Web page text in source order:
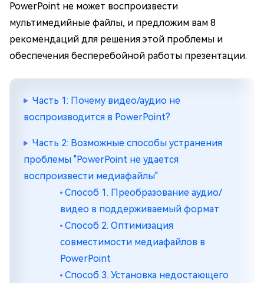
PowerPoint не может воспроизвести
мультимедийные файлы, и предложим вам 8
рекомендаций для решения этой проблемы и
обеспечения бесперебойной работы презентации.
Часть 1: Почему видео/аудио не
воспроизводится в PowerPoint?
Часть 2: Возможные способы устранения
проблемы "PowerPoint не удается
воспроизвести медиафайлы"
Способ 1. Преобразование аудио/
видео в поддерживаемый формат
Способ 2. Оптимизация
совместимости медиафайлов в
PowerPoint
Способ 3. Установка недостающего